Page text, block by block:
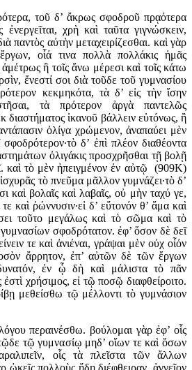
τοῦ δ’ ἄκρως σφοδροῦ πρᾳότερα
χρὴ καὶ ταῦτα γιγνώσκειν,
παντὸς αὐτὴν μεταχειρίζεσθαι. καὶ γὰρ
οἷά τινα πολλὰ πολλάκις ἡμᾶς
ἢ τοῖς ἄνω μέρεσι καὶ τοῖς κάτω
ἔνεστί σοι διὰ τοῦδε τοῦ γυμνασίου
κεκμηκότα, τὰ δ’ εἰς τὴν ἴσην
τὰ πρότερον ἀργὰ παντελῶς
διαστήματος ἱκανοῦ βάλλειν εὐτόνως, ἢ
ὀλίγα χρώμενον, ἀναπαύει μὲν
δ’ ἐπὶ πλέον διαθέοντα
ὀλιγάκις προσχρῆσθαι τῇ βολῇ
καὶ τὸ μὲν ἠπειγμένον ἐν αὐτῷ (909K)
τὸ πνεῦμα μᾶλλον γυμνάζει·τὸ δ’
καὶ βολαῖς καὶ λαβαῖς, οὐ μὴν ταχύ γε,
καὶ ῥώννυσιν·εἰ δ’ εὔτονόν θ’ ἅμα καὶ
τοῦτο μεγάλως καὶ τὸ σῶμα καὶ τὸ
σφοδρότατον. ἐφ’ ὅσον δὲ δεῖ
τε καὶ ἀνιέναι, γράψαι μὲν οὐχ οἷόν
ἄρρητον, ἐπ’ αὐτῶν δὲ τῶν ἔργων
ἐν ᾧ δὴ καὶ μάλιστα τὸ πᾶν
χρήσιμος, εἰ τῷ ποσῷ διαφθείροιτο.
μεθείσθω τῷ μέλλοντι τὸ γυμνάσιον
περαινέσθω. βούλομαι γὰρ ἐφ’ οἷς
τῷ γυμνασίῳ μηδ’ οἵων τε καὶ ὅσων
οἷς τὰ πλεῖστα τῶν ἄλλων
ὠκεῖς πολλοὺς ἤδη διέφθειραν, ἀγγεῖον